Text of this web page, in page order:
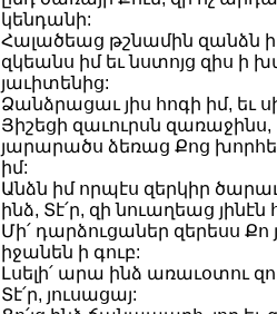
կենդանի:
Հալածեաց թշնամին զանձն
զկեանս իմ եւ նստոյց զիս ի
յաւիտենից:
Ձանձրացաւ յիս հոգի իմ, եւ
Յիշեցի զաւուրսն
յարարածս ձեռաց Քոց
իմ:
Անձն իմ որպէս զերկիր
ինձ, Տէ՛ր, զի նուաղեաց յինէն
Մի՛ դարձուցաներ զերեսս Քո
իջանեն ի գուբ:
Լսելի՛ արա ինձ առաւօտու
Տէ՛ր, յուսացայ: